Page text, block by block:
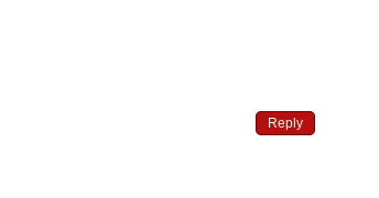
Reply